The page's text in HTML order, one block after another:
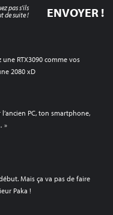
RTX3090 comme vos
2080 xD
PC, ton smartphone,
»
Mais ça va pas de faire
Paka !
pas s'ils
de suite !